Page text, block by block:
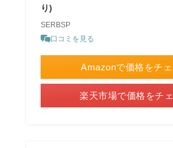
り)
SERBSP
口コミを見る
Amazonで価格をチ
楽天市場で価格をチ